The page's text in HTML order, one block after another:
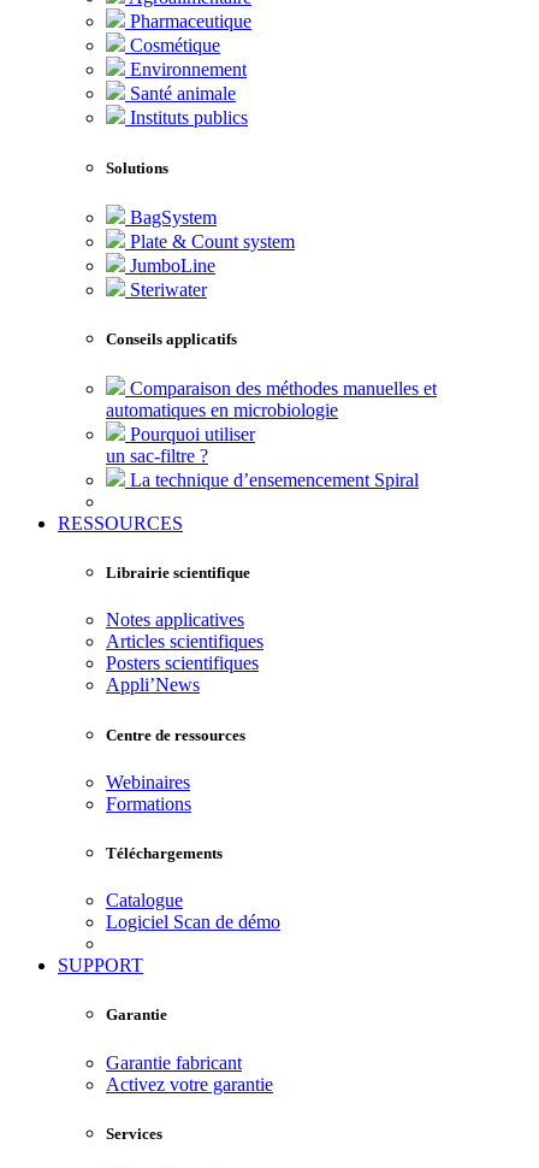
Pharmaceutique
Cosmétique
Environnement
Santé animale
Instituts publics
Solutions
BagSystem
Plate & Count system
JumboLine
Steriwater
Conseils applicatifs
Comparaison des méthodes manuelles et
automatiques en microbiologie
Pourquoi utiliser
un sac-filtre ?
La technique d’ensemencement Spiral
RESSOURCES
Librairie scientifique
Notes applicatives
Articles scientifiques
Posters scientifiques
Appli’News
Centre de ressources
Webinaires
Formations
Téléchargements
Catalogue
Logiciel Scan de démo
SUPPORT
Garantie
Garantie fabricant
Activez votre garantie
Services